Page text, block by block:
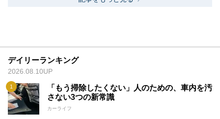
デイリーランキング
2026.08.10UP
「もう掃除したくない」人のための、車内を汚
さない3つの新常識
カーライフ